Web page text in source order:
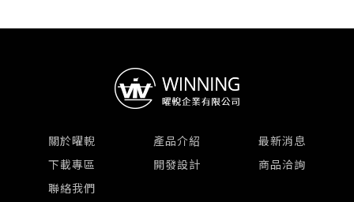
關於曜輗 產品介紹
最新消息
下載專區
開發設計
商品洽詢
聯絡我們